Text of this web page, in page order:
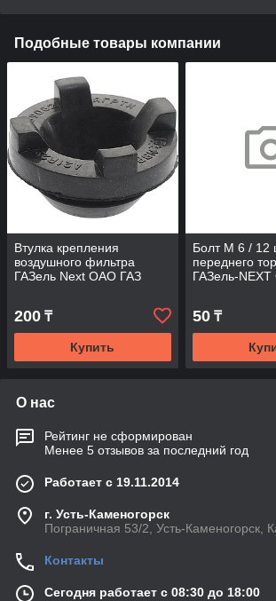
Подобные товары компании
Втулка крепления
воздушного фильтра
ГАЗель Next ОАО ГАЗ
200 ₸
Купить
Болт М 6 / 12
переднего
ГАЗель-
50₸
О нас
Рейтинг не сформирован
Менее 5 отзывов за последний год
Работает с 19.11.2014
г. Усть-Каменогорск
Пограничная 53/2, Усть-Каменогорск,
Контакты
Сегодня работает с 08:30 до 18:00